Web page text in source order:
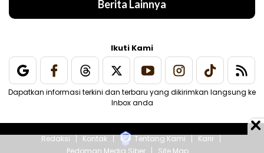
Berita Lainnya
Ikuti Kami
Dapatkan informasi terkini dan terbaru yang dikirimkan langsung ke
Inbox anda
Redaksi Kontak Tentang Kami
Karir
Pedoman Media Siber
Site Map